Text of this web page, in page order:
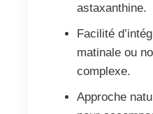
astaxanthine.
Facilité
matinale ou
complexe.
Approche